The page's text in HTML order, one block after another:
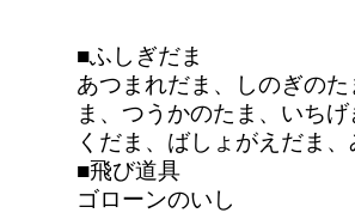
■ふしぎだま
あつまれだま、しのぎの
ま、つうかのたま、いち
くだま、ばしょがえだま
■飛び道具
ゴローンのいし